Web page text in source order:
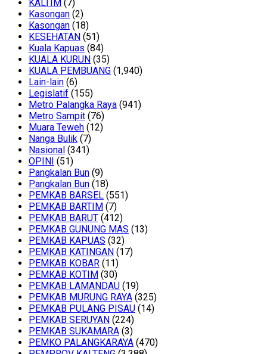
KALTIM (7)
Kasongan (2)
Kasongan (18)
KESEHATAN (51)
Kuala Kapuas (84)
KUALA KURUN (35)
KUALA PEMBUANG (1,940)
Lain-lain (6)
Legislatif (155)
Metro Palangka Raya (941)
Metro Sampit (76)
Muara Teweh (12)
Nanga Bulik (7)
Nasional (341)
OPINI (51)
Pangkalan Bun (9)
Pangkalan Bun (18)
PEMKAB BARSEL (551)
PEMKAB BARTIM (7)
PEMKAB BARUT (412)
PEMKAB GUNUNG MAS (13)
PEMKAB KAPUAS (32)
PEMKAB KATINGAN (17)
PEMKAB KOBAR (11)
PEMKAB KOTIM (30)
PEMKAB LAMANDAU (19)
PEMKAB MURUNG RAYA (325)
PEMKAB PULANG PISAU (14)
PEMKAB SERUYAN (224)
PEMKAB SUKAMARA (3)
PEMKO PALANGKARAYA (470)